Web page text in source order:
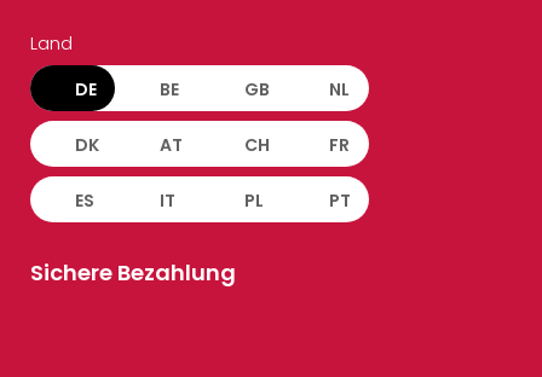
Land
DE BE GB NL
DK AT CH FR
ES IT PL PT
Sichere Bezahlung